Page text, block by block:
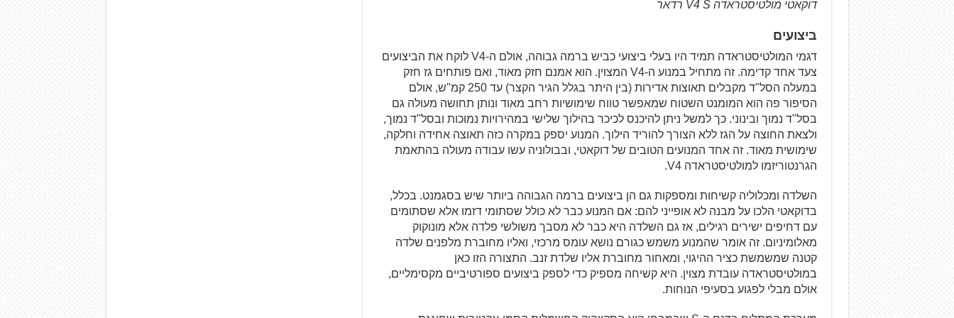
דוקאטי מולטיסטראדה V4 S רדאר
ביצועים
דגמי המולטיסטראדה תמיד היו בעלי ביצועי כביש ברמה גבוהה, אולם ה-V4 לוקח את הביצועים
צעד אחד קדימה. זה מתחיל במנוע ה-V4 המצוין. הוא אמנם חזק מאוד, ואם פותחים גז חזק
במעלה הסל"ד מקבלים תאוצות אדירות (בין היתר בגלל הגיר הקצר) עד 250 קמ"ש, אולם
הסיפור פה הוא המומנט השטוח שמאפשר טווח שימושיות רחב מאוד ונותן תחושה מעולה גם
בסל"ד נמוך ובינוני. כך למשל ניתן להיכנס לכיכר בהילוך שלישי במהירויות נמוכות ובסל"ד נמוך,
ולצאת החוצה על הגז ללא הצורך להוריד הילוך. המנוע יספק במקרה כזה תאוצה אחידה וחלקה,
שימושית מאוד. זה אחד המנועים הטובים של דוקאטי, ובבולוניה עשו עבודה מעולה בהתאמת
הגרנטוריזמו למולטיסטראדה V4.
השלדה ומכלוליה קשיחות ומספקות גם הן ביצועים ברמה הגבוהה ביותר שיש בסגמנט. בכלל,
בדוקאטי הלכו על מבנה לא אופייני להם: אם המנוע כבר לא כולל שסתומי דזמו אלא שסתומים
עם דחיפים ישירים רגילים, אז גם השלדה היא כבר לא מסבך משולשי פלדה אלא מונוקוק
מאלומיניום. זה אומר שהמנוע משמש כגורם נושא עומס מרכזי, ואליו מחוברת מלפנים שלדה
קטנה שמשמשת כציר ההיגוי, ומאחור מחוברת אליו שלדת זנב. התצורה הזו כאן
במולטיסטראדה עובדת מצוין. היא קשיחה מספיק כדי לספק ביצועים ספורטיביים מקסימליים,
אולם מבלי לפגוע בסעיפי הנוחות.